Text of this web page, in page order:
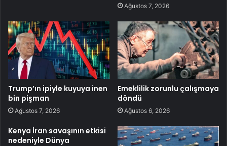
Ağustos 7, 2026
Trump’ın ipiyle kuyuya inen
bin pişman
Ağustos 7, 2026
Emeklilik zorunlu çalışmaya
döndü
Ağustos 6, 2026
Kenya İran savaşının etkisi
nedeniyle Dünya